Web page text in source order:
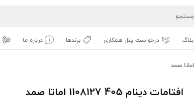
بلاگ درخواست پنل همکاری برندها درباره ما
افتامات دینام 405 1108127 اماتا صمد